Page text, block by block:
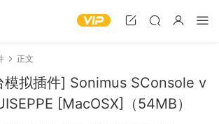
正文
模拟插件] Sonimus SConsole v
[MacOSX]（54MB）